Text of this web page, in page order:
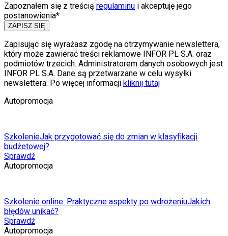
Zapoznałem się z treścią regulaminu i akceptuję jego
postanowienia*
ZAPISZ SIĘ
Zapisując się wyrażasz zgodę na otrzymywanie newslettera,
który może zawierać treści reklamowe INFOR PL S.A. oraz
podmiotów trzecich. Administratorem danych osobowych jest
INFOR PL S.A. Dane są przetwarzane w celu wysyłki
newslettera. Po więcej informacji kliknij tutaj
Autopromocja
SzkolenieJak przygotować się do zmian w klasyfikacji
budżetowej?
Sprawdź
Autopromocja
Szkolenie online: Praktyczne aspekty po wdrożeniuJakich
błędów unikać?
Sprawdź
Autopromocja